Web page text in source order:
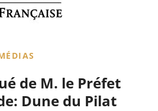
de M. le Préfet
Dune du Pilat